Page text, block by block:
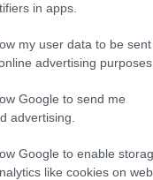
in apps.
my user data to be
advertising purposes.
Google to send me
advertising.
Google to enable
like cookies on